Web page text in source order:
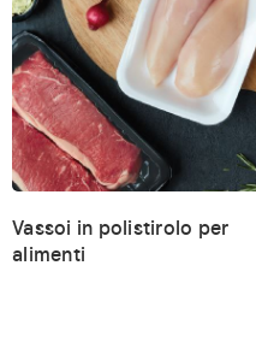
Vassoi in polistirolo per
alimenti